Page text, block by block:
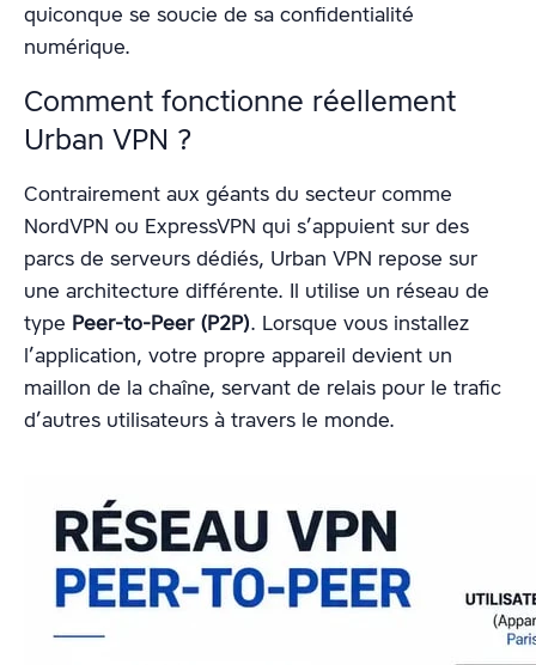
quiconque se soucie de sa confidentialité
numérique.
Comment fonctionne réellement
Urban VPN ?
Contrairement aux géants du secteur comme
NordVPN ou ExpressVPN qui s’appuient sur des
parcs de serveurs dédiés, Urban VPN repose sur
une architecture différente. Il utilise un réseau de
type Peer-to-Peer (P2P). Lorsque vous installez
l’application, votre propre appareil devient un
maillon de la chaîne, servant de relais pour le trafic
d’autres utilisateurs à travers le monde.